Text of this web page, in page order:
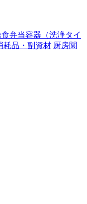
弁当容器（洗浄タイ
耗品・副資材 厨房関